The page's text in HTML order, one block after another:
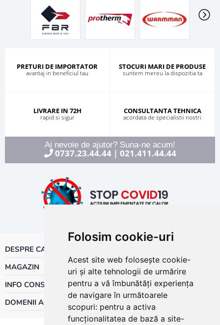
Folosim cookie-uri
Acest site web folosește cookie-
uri și alte tehnologii de urmărire
pentru a vă îmbunătăți experiența
de navigare în următoarele
scopuri: pentru a activa
funcționalitatea de bază a site-
PRETURI DE IMPORTATOR
avantaj in beneficiul tau
STOCURI MARI DE PRODUSE
suntem mereu la dispozitia ta
LIVRARE IN 72H
rapid si sigur
CONSULTANTA TEHNICA
acordata de specialistii nostri
Ai nevoie de ajutor? Suna-ne acum!
0737.23.44.44| 021.411.44.44
DESPRE CALOR
MAGAZIN
INFO CONSUMATOR
DOMENII ACTIVITATE